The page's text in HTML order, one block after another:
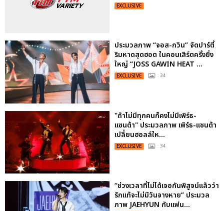
EXCLUSIVE
ประมวลภาพ “จอส-กวิน” จัดปาร์ตี้
ริมหาดสุดฮอต ในคอนเสิร์ตครั้งยิ่ง
ใหญ่ “JOSS GAWIN HEAT ...
EXCLUSIVE : 34
"ถ้าไม่มีทุกคนก็คงไม่มีเพิร์ธ-
แซนต้า" ประมวลภาพ เพิร์ธ-แซนต้า
เปลี่ยนฮอลล์ให...
EXCLUSIVE : 34
“ช่วงเวลาที่ไม่ได้เจอกันพิสูจน์แล้วว่า
รักแท้จะไม่มีวันจางหาย” ประมวล
ภาพ JAEHYUN กับแฟน...